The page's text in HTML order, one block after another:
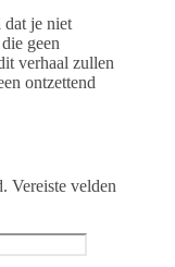
dat je niet
geen
verhaal zullen
ontzettend
Vereiste velden